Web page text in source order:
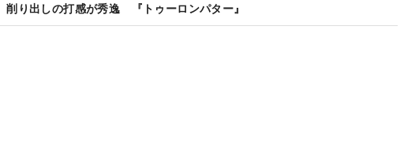
削り出しの打感が秀逸 『トゥーロンパター』